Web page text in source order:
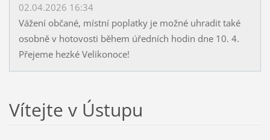
02.04.2026 16:34
Vážení občané, místní poplatky je možné uhradit také
osobně v hotovosti během úředních hodin dne 10. 4.
Přejeme hezké Velikonoce!
Vítejte v Ústupu